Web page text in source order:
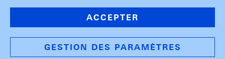
ACCEPTER
GESTION DES PARAMÈTRES